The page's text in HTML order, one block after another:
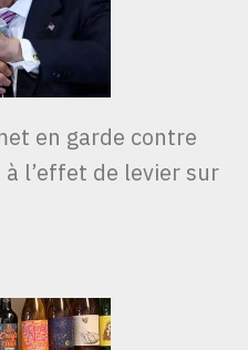
en garde contre
l’effet de levier sur